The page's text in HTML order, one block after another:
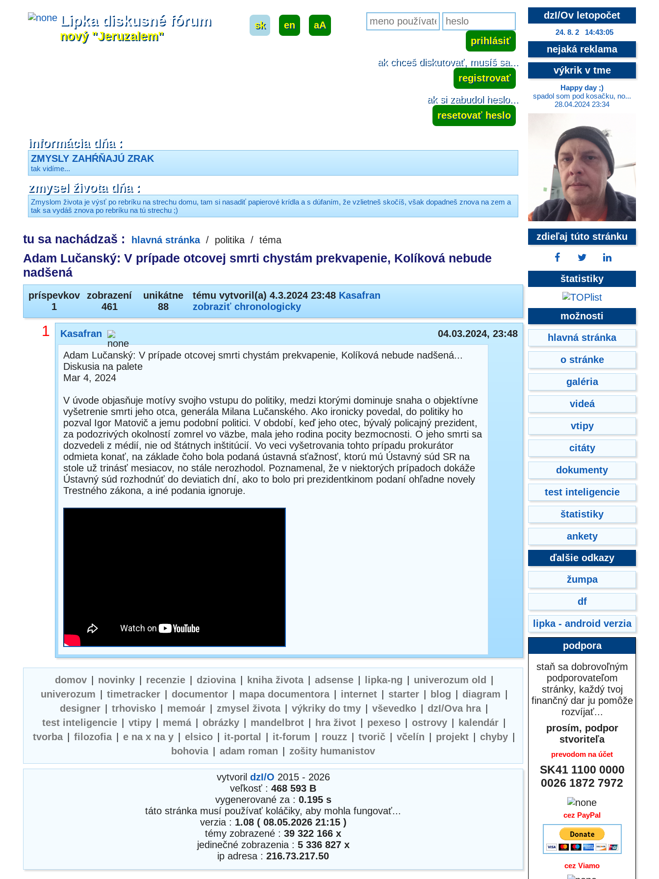
Lipka diskusné fórum
nový "Jeruzalem"
sk en aA
ak chceš diskutovať, musíš sa...
registrovať
ak si zabudol heslo...
resetovať heslo
informácia dňa :
ZMYSLY ZAHŔŇAJÚ ZRAK
tak vidíme...
zmysel života dňa :
Zmyslom života je výsť po rebríku na strechu domu, tam si nasadiť papierové krídla a s dúfaním, že vzlietneš skočíš, však dopadneš znova na zem a
tak sa vydáš znova po rebríku na tú strechu ;)
tu sa nachádzaš : hlavná stránka / politika / téma
Adam Lučanský: V prípade otcovej smrti chystám prekvapenie, Kolíková nebude
nadšená
príspevkov
1
zobrazení
461
unikátne
88
tému vytvoril(a) 4.3.2024 23:48 Kasafran
zobraziť chronologicky
1 Kasafran
04.03.2024, 23:48
Adam Lučanský: V prípade otcovej smrti chystám prekvapenie, Kolíková nebude nadšená...
Diskusia na palete
Mar 4, 2024
V úvode objasňuje motívy svojho vstupu do politiky, medzi ktorými dominuje snaha o objektívne
vyšetrenie smrti jeho otca, generála Milana Lučanského. Ako ironicky povedal, do politiky ho
pozval Igor Matovič a jemu podobní politici. V období, keď jeho otec, bývalý policajný prezident,
za podozrivých okolností zomrel vo väzbe, mala jeho rodina pocity bezmocnosti. O jeho smrti sa
dozvedeli z médií, nie od štátnych inštitúcií. Vo veci vyšetrovania tohto prípadu prokurátor
odmieta konať, na základe čoho bola podaná ústavná sťažnosť, ktorú mú Ústavný súd SR na
stole už trinásť mesiacov, no stále nerozhodol. Poznamenal, že v niektorých prípadoch dokáže
Ústavný súd rozhodnúť do deviatich dní, ako to bolo pri prezidentkinom podaní ohľadne novely
Trestného zákona, a iné podania ignoruje.
domov novinky recenzie dziovina kniha života adsense lipka-ng univerozum old
univerozum
timetracker documentor mapa documentora internet starter blog diagram
designer
trhovisko memoár zmysel života výkriky do tmy vševedko dzI/Ova hra
test inteligencie
vtipy memá obrázky mandelbrot hra život pexeso ostrovy kalendár
tvorba
filozofia e na x na y elsico it-portal it-forum rouzz tvorič včelín projekt chyby
bohovia
adam roman zošity humanistov
vytvoril dzI/O 2015 - 2026
veľkosť : 468 593 B
vygenerované za : 0.195 s
táto stránka musí používať koláčiky, aby mohla fungovať...
verzia : 1.08 ( 08.05.2026 21:15 )
témy zobrazené : 39 322 166 x
jedinečné zobrazenia : 5 336 827 x
ip adresa : 216.73.217.50
dzI/Ov letopočet
24. 8. 2 14:43:05
nejaká reklama
výkrik v tme
Happy day ;)
spadol som pod kosačku, no...
28.04.2024 23:34
zdieľaj túto stránku
štatistiky
možnosti
hlavná stránka
o stránke
galéria
videá
vtipy
citáty
dokumenty
test inteligencie
štatistiky
ankety
ďalšie odkazy
žumpa
df
lipka - android verzia
podpora
staň sa dobrovoľným
podporovateľom
stránky, každý tvoj
finančný dar ju pomôže
rozvíjať...
prosím, podpor
stvoriteľa
prevodom na účet
SK41 1100 0000
0026 1872 7972
cez PayPal
cez Viamo